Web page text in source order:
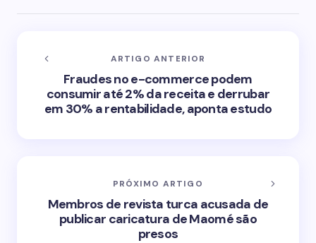
ARTIGO ANTERIOR
Fraudes no e-commerce podem
consumir até 2% da receita e derrubar
em 30% a rentabilidade, aponta estudo
PRÓXIMO ARTIGO
Membros de revista turca acusada de
publicar caricatura de Maomé são
presos